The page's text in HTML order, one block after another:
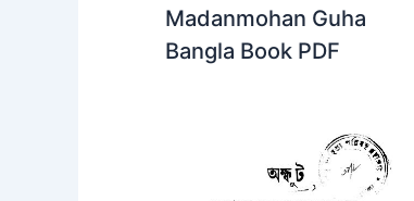
Madanmohan Guha
Bangla Book PDF